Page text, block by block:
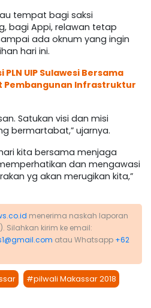
tempat bagi saksi
bagi Appi, relawan tetap
ada oknum yang ingin
hari ini.
PLN UIP Sulawesi Bersama
Pembangunan Infrastruktur
Satukan visi dan misi
bermartabat,” ujarnya.
kita bersama menjaga
dan mengawasi
yg akan merugikan kita,”
menerima naskah laporan
Silahkan kirim ke email:
atau Whatsapp +62
#pilwali Makassar 2018